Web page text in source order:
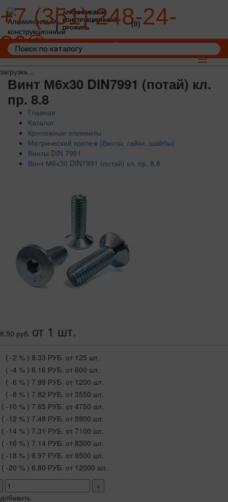
загрузка...
АЛЮМИНИЕВЫЙ
КОНСТРУКЦИОННЫЙ
ПРОФИЛЬ
+7 (351) 248-24-
36
(0)
Toggle
Винт М6х30 DIN7991 (потай) кл.
пр. 8.8
Главная
Каталог
Крепежные элементы
Метрический крепеж (Винты, гайки, шайбы)
Винты DIN 7991
Винт М6х30 DIN7991 (потай) кл. пр. 8.8
8.50 руб. от 1 шт.
( -2 % ) 8.33 РУБ. от 125 шт.
( -4 % ) 8.16 РУБ. от 600 шт.
( -6 % ) 7.99 РУБ. от 1200 шт.
( -8 % ) 7.82 РУБ. от 3550 шт.
( -10 % ) 7.65 РУБ. от 4750 шт.
( -12 % ) 7.48 РУБ. от 5900 шт.
( -14 % ) 7.31 РУБ. от 7100 шт.
( -16 % ) 7.14 РУБ. от 8300 шт.
( -18 % ) 6.97 РУБ. от 9500 шт.
( -20 % ) 6.80 РУБ. от 12000 шт.
+
добавить